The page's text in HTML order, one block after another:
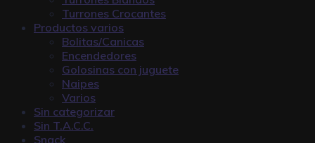
Turrones Crocantes
Productos varios
Bolitas/Canicas
Encendedores
Golosinas con juguete
Naipes
Varios
Sin categorizar
Sin T.A.C.C.
Snack